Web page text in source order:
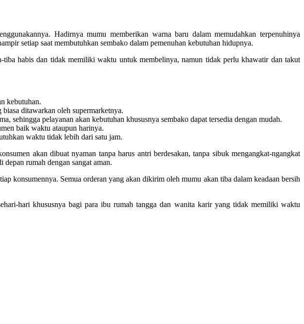
Hadirnya mumu memberikan warna baru dalam memudahkan terpenuhinya
setiap saat membutuhkan sembako dalam pemenuhan kebutuhan hidupnya.
tiba habis dan tidak memiliki waktu untuk membelinya, namun tidak perlu khawatir dan takut
kebutuhan.
ditawarkan oleh supermarketnya.
sehingga pelayanan akan kebutuhan khususnya sembako dapat tersedia dengan mudah.
baik waktu ataupun harinya.
waktu tidak lebih dari satu jam.
akan dibuat nyaman tanpa harus antri berdesakan, tanpa sibuk mengangkat-ngangkat
depan rumah dengan sangat aman.
konsumennya. Semua orderan yang akan dikirim oleh mumu akan tiba dalam keadaan bersih
hari khususnya bagi para ibu rumah tangga dan wanita karir yang tidak memiliki waktu